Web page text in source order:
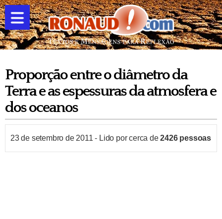
Proporção entre o diâmetro da
Terra e as espessuras da atmosfera e
dos oceanos
23 de setembro de 2011 - Lido por cerca de2426pessoas